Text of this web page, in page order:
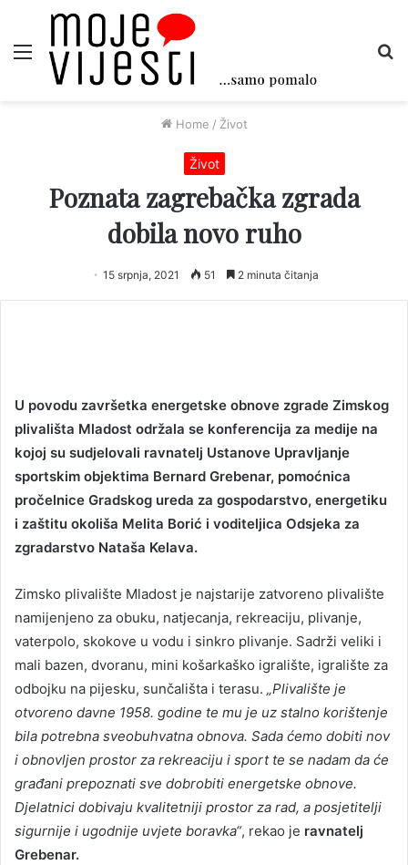
Menu
Home / Život
Život
Poznata zagrebačka zgrada
dobila novo ruho
15 srpnja, 2021 51 2 minuta čitanja
U povodu završetka energetske obnove zgrade Zimskog
plivališta Mladost održala se konferencija za medije na
kojoj su sudjelovali ravnatelj Ustanove Upravljanje
sportskim objektima Bernard Grebenar, pomoćnica
pročelnice Gradskog ureda za gospodarstvo, energetiku
i zaštitu okoliša Melita Borić i voditeljica Odsjeka za
zgradarstvo Nataša Kelava.
Zimsko plivalište Mladost je najstarije zatvoreno plivalište
namijenjeno za obuku, natjecanja, rekreaciju, plivanje,
vaterpolo, skokove u vodu i sinkro plivanje. Sadrži veliki i
mali bazen, dvoranu, mini košarkaško igralište, igralište za
odbojku na pijesku, sunčališta i terasu. „Plivalište je
otvoreno davne 1958. godine te mu je uz stalno korištenje
bila potrebna sveobuhvatna obnova. Sada ćemo dobiti nov
i obnovljen prostor za rekreaciju i sport te se nadam da će
građani prepoznati sve dobrobiti energetske obnove.
Djelatnici dobivaju kvalitetniji prostor za rad, a posjetitelji
sigurnije i ugodnije uvjete boravka“, rekao je ravnatelj
Grebenar.